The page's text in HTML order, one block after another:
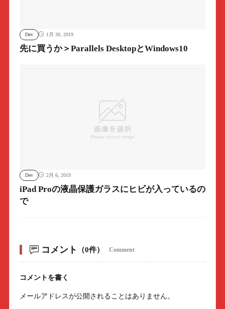
Dev 1月 30, 2019
先に買うか＞Parallels DesktopとWindows10
Dev 2月 6, 2019
iPad Proの液晶保護ガラスにヒビが入っているの
で
コメント （0件） Comment
コメントを書く
メールアドレスが公開されることはありません。